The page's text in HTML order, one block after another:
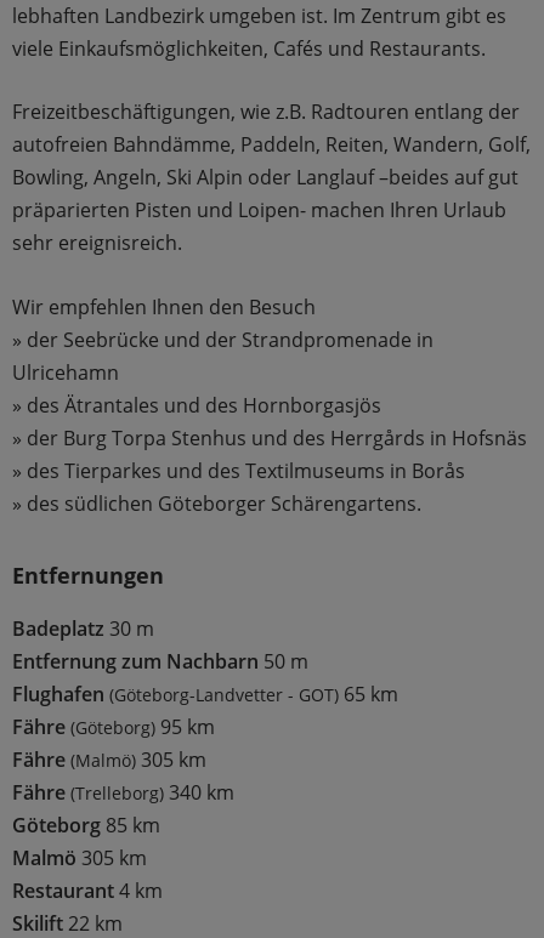
lebhaften Landbezirk umgeben ist. Im Zentrum gibt es
viele Einkaufsmöglichkeiten, Cafés und Restaurants.
Freizeitbeschäftigungen, wie z.B. Radtouren entlang der
autofreien Bahndämme, Paddeln, Reiten, Wandern, Golf,
Bowling, Angeln, Ski Alpin oder Langlauf –beides auf gut
präparierten Pisten und Loipen- machen Ihren Urlaub
sehr ereignisreich.
Wir empfehlen Ihnen den Besuch
» der Seebrücke und der Strandpromenade in
Ulricehamn
» des Ätrantales und des Hornborgasjös
» der Burg Torpa Stenhus und des Herrgårds in Hofsnäs
» des Tierparkes und des Textilmuseums in Borås
» des südlichen Göteborger Schärengartens.
Entfernungen
Badeplatz 30 m
Entfernung zum Nachbarn 50 m
Flughafen (Göteborg-Landvetter - GOT) 65 km
Fähre (Göteborg) 95 km
Fähre (Malmö) 305 km
Fähre (Trelleborg) 340 km
Göteborg 85 km
Malmö 305 km
Restaurant4 km
Skilift22 km